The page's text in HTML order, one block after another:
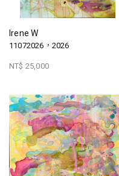
Irene W
11072026，2026
NT$ 25,000